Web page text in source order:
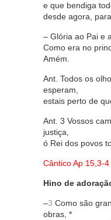
e que bendiga
desde agora,
– Glória ao Pai e
Como era no
Amém.
Ant. Todos os
esperam,
estais perto de
Ant. 3 Vossos
justiça,
ó Rei dos povos
Cântico Ap 15,3-4
Hino de
–3 Como são
obras, *